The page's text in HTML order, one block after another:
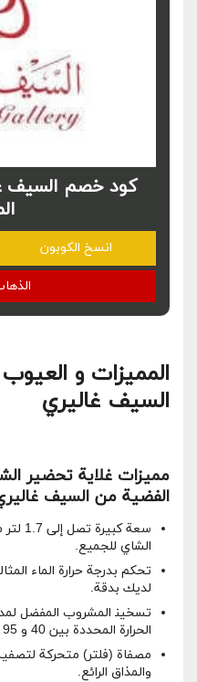
كود خصم السيف
انسخ الكوبون
المميزات و
السيف غاليري
مميزات غلاية تحضير
الفضية من السيف
سعة
⁤الشاي للجميع.
تحكم بدرجة حرارة الماء
لديك بدقة.
الحرارة المحددة بين 40 و 95 ⁣درجة.
مصفاة (فلتر) متحركة
والمذاق الرائع.